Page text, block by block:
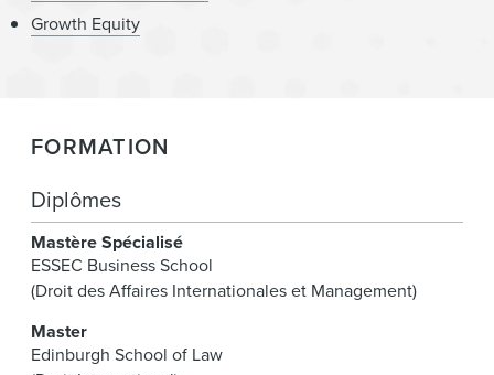
Growth Equity
FORMATION
Diplômes
Mastère Spécialisé
ESSEC Business School
(Droit des Affaires Internationales et Management)
Master
Edinburgh School of Law